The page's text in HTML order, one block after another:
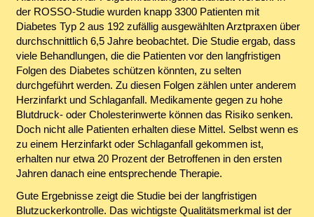
der ROSSO-Studie wurden knapp 3300 Patienten mit
Diabetes Typ 2 aus 192 zufällig ausgewählten Arztpraxen über
durchschnittlich 6,5 Jahre beobachtet. Die Studie ergab, dass
viele Behandlungen, die die Patienten vor den langfristigen
Folgen des Diabetes schützen könnten, zu selten
durchgeführt werden. Zu diesen Folgen zählen unter anderem
Herzinfarkt und Schlaganfall. Medikamente gegen zu hohe
Blutdruck- oder Cholesterinwerte können das Risiko senken.
Doch nicht alle Patienten erhalten diese Mittel. Selbst wenn es
zu einem Herzinfarkt oder Schlaganfall gekommen ist,
erhalten nur etwa 20 Prozent der Betroffenen in den ersten
Jahren danach eine entsprechende Therapie.
Gute Ergebnisse zeigt die Studie bei der langfristigen
Blutzuckerkontrolle. Das wichtigste Qualitätsmerkmal ist der